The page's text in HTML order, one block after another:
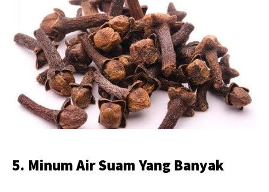
5. Minum Air Suam Yang Banyak